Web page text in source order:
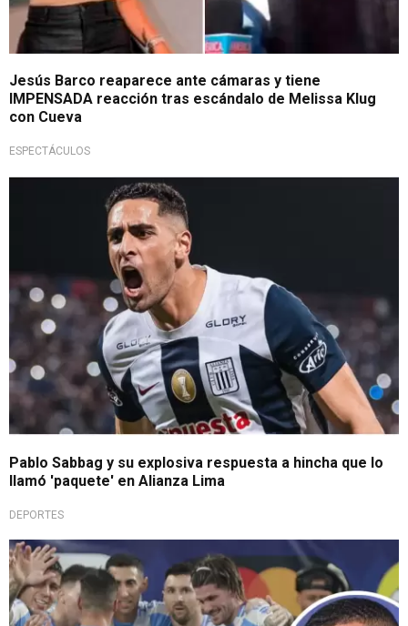
Jesús Barco reaparece ante cámaras y tiene
IMPENSADA reacción tras escándalo de Melissa Klug
con Cueva
ESPECTÁCULOS
Pablo Sabbag y su explosiva respuesta a hincha que lo
llamó 'paquete' en Alianza Lima
DEPORTES
Inesperada respuesta